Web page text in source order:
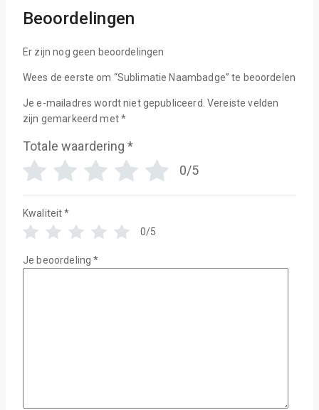
Beoordelingen
Er zijn nog geen beoordelingen
Wees de eerste om “Sublimatie Naambadge” te beoordelen
Je e-mailadres wordt niet gepubliceerd. Vereiste velden
zijn gemarkeerd met*
Totale waardering *
0/5
Kwaliteit *
0/5
Je beoordeling*